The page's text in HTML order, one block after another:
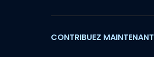
CONTRIBUEZ MAINTENANT